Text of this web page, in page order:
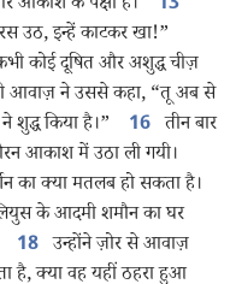
उठ, इन्हें काटकर खा!”
कोई दूषित और अशुद्ध चीज़
आवाज़ ने उससे कहा, “तू अब से
शुद्ध किया है।”
16 तीन बार
आकाश में उठा ली गयी।
का क्या मतलब हो सकता है।
के आदमी शमौन का घर
18 उन्होंने ज़ोर से आवाज़
है, क्या वह यहीं ठहरा हुआ